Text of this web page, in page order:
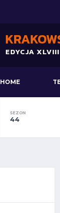
EDYCJA
HOME
SEZON
44